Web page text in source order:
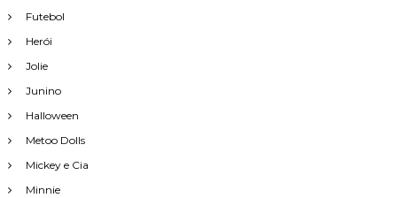
Futebol
Herói
Jolie
Junino
Halloween
Metoo Dolls
Mickey e Cia
Minnie